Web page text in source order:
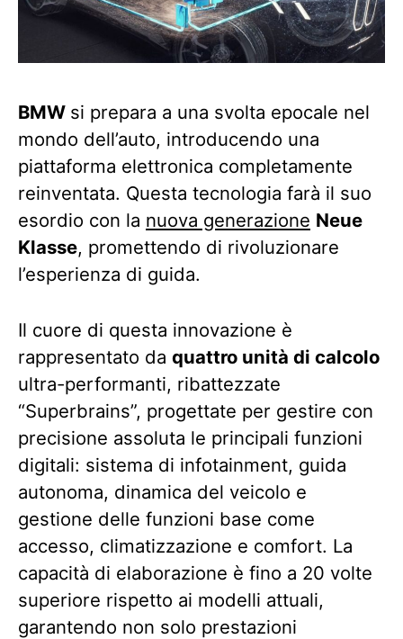
BMW si prepara a una svolta epocale nel
mondo dell’auto, introducendo una
piattaforma elettronica completamente
reinventata. Questa tecnologia farà il suo
esordio con la nuova generazione Neue
Klasse, promettendo di rivoluzionare
l’esperienza di guida.
Il cuore di questa innovazione è
rappresentato da quattro unità di calcolo
ultra-performanti, ribattezzate
“Superbrains”, progettate per gestire con
precisione assoluta le principali funzioni
digitali: sistema di infotainment, guida
autonoma, dinamica del veicolo e
gestione delle funzioni base come
accesso, climatizzazione e comfort. La
capacità di elaborazione è fino a 20 volte
superiore rispetto ai modelli attuali,
garantendo non solo prestazioni